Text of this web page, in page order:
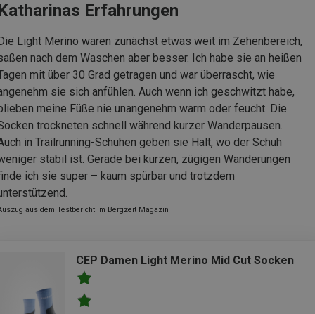
Erfahrungen
Light Merino waren zunächst etwas weit im Zehenbereich,
nach dem Waschen aber besser. Ich habe sie an heißen
mit über 30 Grad getragen und war überrascht, wie
sie sich anfühlen. Auch wenn ich geschwitzt habe,
meine Füße nie unangenehm warm oder feucht. Die
trockneten schnell während kurzer Wanderpausen.
in Trailrunning-Schuhen geben sie Halt, wo der Schuh
stabil ist. Gerade bei kurzen, zügigen Wanderungen
ich sie super – kaum spürbar und trotzdem
aus dem Testbericht im Bergzeit Magazin
CEP Damen Light Merino Mid Cut Socken